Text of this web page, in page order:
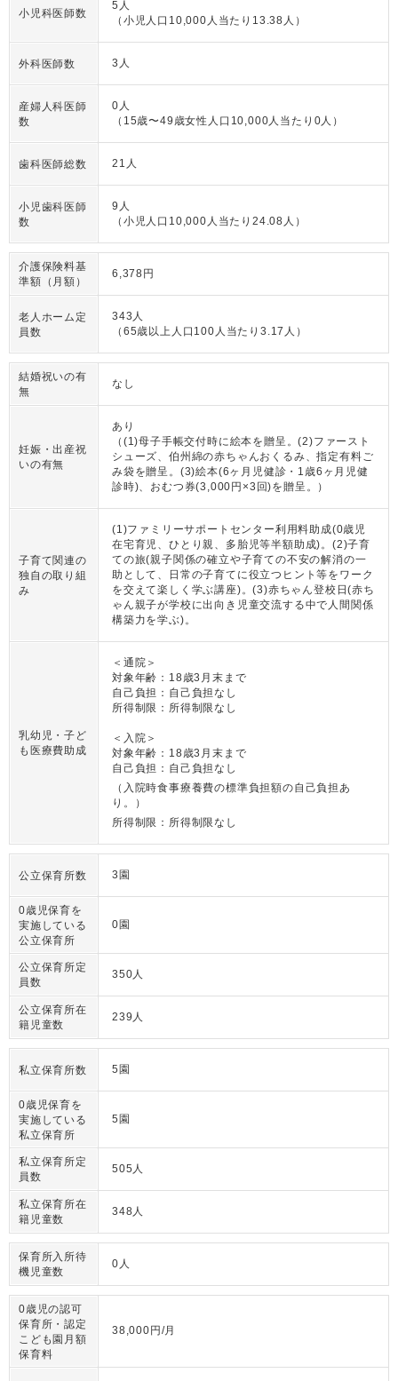
小児科医師数
5人
（小児人口10,000人当たり13.38人）
外科医師数 3人
産婦人科医師
数
0人
（15歳〜49歳女性人口10,000人当たり0人）
歯科医師総数 21人
小児歯科医師
数
9人
（小児人口10,000人当たり24.08人）
介護保険料基
準額（月額）
6,378円
老人ホーム定
員数
343人
（65歳以上人口100人当たり3.17人）
結婚祝いの有
無
なし
妊娠・出産祝
いの有無
あり
（(1)母子手帳交付時に絵本を贈呈。(2)ファースト
シューズ、伯州綿の赤ちゃんおくるみ、指定有料ご
み袋を贈呈。(3)絵本(6ヶ月児健診・1歳6ヶ月児健
診時)、おむつ券(3,000円×3回)を贈呈。）
子育て関連の
独自の取り組
み
(1)ファミリーサポートセンター利用料助成(0歳児
在宅育児、ひとり親、多胎児等半額助成)。(2)子育
ての旅(親子関係の確立や子育ての不安の解消の一
助として、日常の子育てに役立つヒント等をワーク
を交えて楽しく学ぶ講座)。(3)赤ちゃん登校日(赤ち
ゃん親子が学校に出向き児童交流する中で人間関係
構築力を学ぶ)。
乳幼児・子ど
も医療費助成
＜通院＞
対象年齢：18歳3月末まで
自己負担：自己負担なし
所得制限：所得制限なし
＜入院＞
対象年齢：18歳3月末まで
自己負担：自己負担なし
（入院時食事療養費の標準負担額の自己負担あ
り。）
所得制限：所得制限なし
公立保育所数 3園
0歳児保育を
実施している
公立保育所
0園
公立保育所定
員数
350人
公立保育所在
籍児童数
239人
私立保育所数 5園
0歳児保育を
実施している
私立保育所
5園
私立保育所定
員数
505人
私立保育所在
籍児童数
348人
保育所入所待
機児童数
0人
0歳児の認可
保育所・認定
こども園月額
保育料
38,000円/月